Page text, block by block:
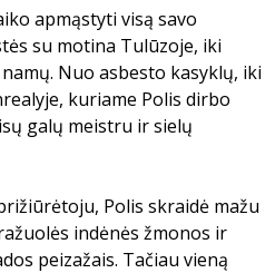
apmąstyti visą savo
su motina Tulūzoje, iki
Nuo asbesto kasyklų, iki
kuriame Polis dirbo
galų meistru ir sielų
Polis skraidė mažu
indėnės žmonos ir
peizažais. Tačiau vieną